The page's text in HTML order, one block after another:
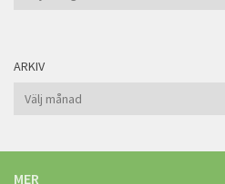
ARKIV
Arkiv
MER